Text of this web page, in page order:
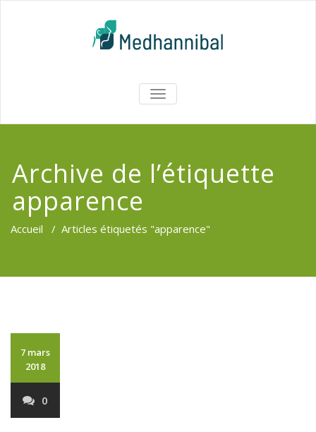
AFFICHER/MASQUER
LA
Archive de l’étiquette
apparence
Accueil / Articles étiquetés "apparence"
7 mars
2018
0